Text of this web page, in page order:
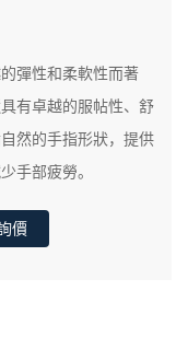
彈性和柔軟性而著
有卓越的服帖性、舒
然的手指形狀，提供
手部疲勞。
價